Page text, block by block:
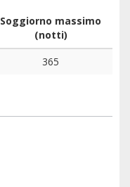
Soggiorno massimo
(notti)
365